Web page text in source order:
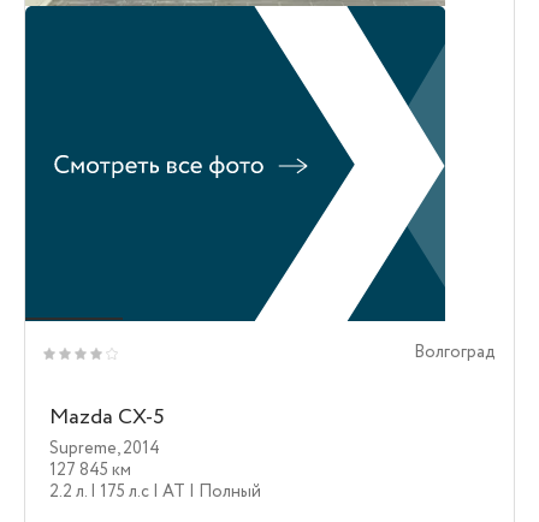
Волгоград
Mazda CX-5
Supreme,2014
127 845 км
2.2 л. | 175 л.c | AT | Полный